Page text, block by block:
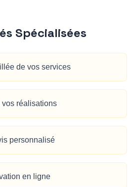
Spécialisées
de vos services
réalisations
personnalisé
en ligne